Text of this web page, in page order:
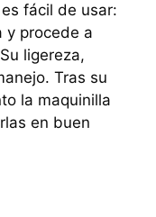
fácil de usar:
y procede a
ligereza,
Tras su
la maquinilla
en buen